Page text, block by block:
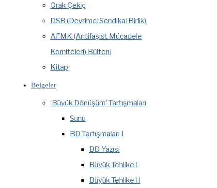
Orak Çekiç
DSB (Devrimci Sendikal Birlik)
AFMK (Antifaşist Mücadele
Komiteleri) Bülteni
Kitap
Belgeler
‘Büyük Dönüşüm’ Tartışmaları
Sunu
BD Tartışmaları I
BD Yazısı
Büyük Tehlike I
Büyük Tehlike II